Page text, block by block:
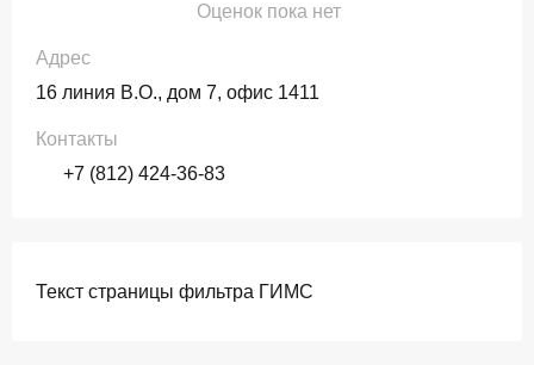
Оценок пока нет
Адрес
16 линия В.О., дом 7, офис 1411
Контакты
+7 (812) 424-36-83
Текст страницы фильтра ГИМС